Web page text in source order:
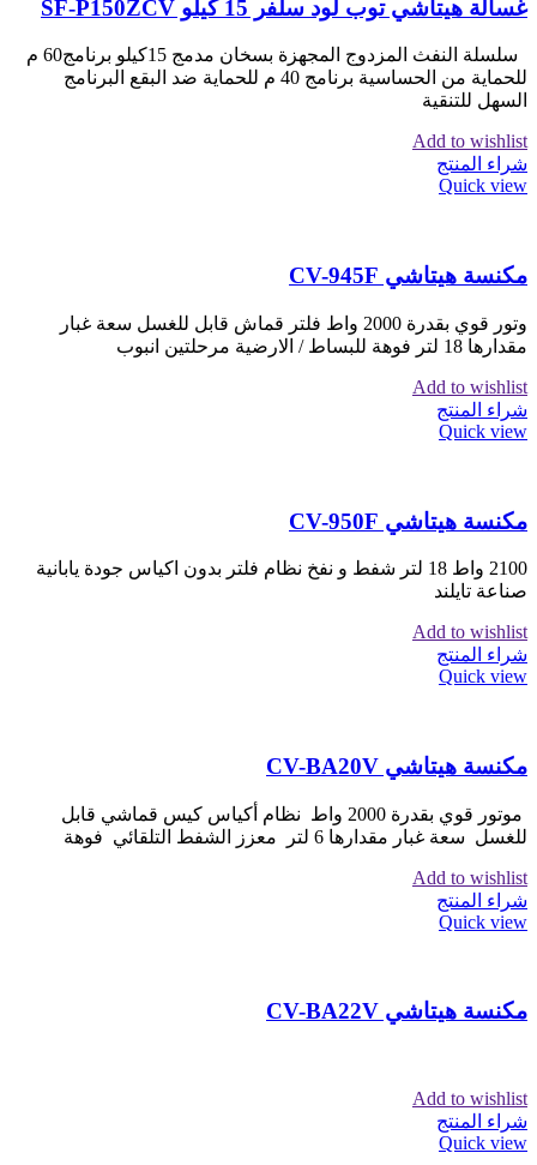
غسالة هيتاشي توب لود سلفر 15 كيلو SF-P150ZCV
سلسلة النفث المزدوج المجهزة بسخان مدمج 15كيلو برنامج60 م
للحماية من الحساسية برنامج 40 م للحماية ضد البقع البرنامج
السهل للتنقية
Add to wishlist
شراء المنتج
Quick view
مكنسة هيتاشي CV-945F
وتور قوي بقدرة 2000 واط فلتر قماش قابل للغسل سعة غبار
مقدارها 18 لتر فوهة للبساط / الارضية مرحلتين انبوب
Add to wishlist
شراء المنتج
Quick view
مكنسة هيتاشي CV-950F
2100 واط 18 لتر شفط و نفخ نظام فلتر بدون اكياس جودة يابانية
صناعة تايلند
Add to wishlist
شراء المنتج
Quick view
مكنسة هيتاشي CV-BA20V
موتور قوي بقدرة 2000 واط نظام أكياس كيس قماشي قابل
للغسل سعة غبار مقدارها 6 لتر معزز الشفط التلقائي فوهة
Add to wishlist
شراء المنتج
Quick view
مكنسة هيتاشي CV-BA22V
Add to wishlist
شراء المنتج
Quick view